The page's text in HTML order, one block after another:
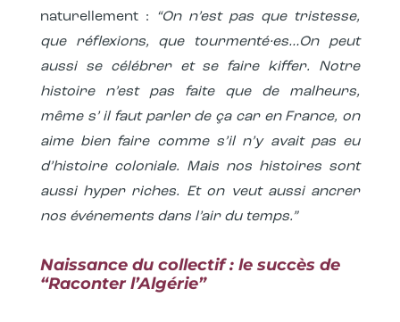
naturellement :
“On n’est pas que tristesse,
que réflexions, que tourmenté·es…On peut
aussi se célébrer et se faire kiffer. Notre
histoire n’est pas faite que de malheurs,
même s’ il faut parler de ça car en France, on
aime bien faire comme s’il n’y avait pas eu
d’histoire coloniale. Mais nos histoires sont
aussi hyper riches. Et on veut aussi ancrer
nos événements dans l’air du temps.”
Naissance du collectif : le succès de
“Raconter l’Algérie”